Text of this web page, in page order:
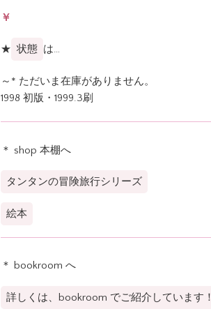
￥
★ 状態 は…
～* ただいま在庫がありません。
1998 初版・1999.3刷
＊ shop 本棚へ
タンタンの冒険旅行シリーズ
絵本
＊ bookroom へ
詳しくは、bookroom でご紹介しています！